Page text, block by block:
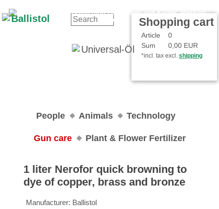
Shopping cart
Article
0
Sum
0,00 EUR
*incl. tax excl. shipping
People Animals Technology
Gun care Plant & Flower Fertilizer
1 liter Nerofor quick browning to
dye of copper, brass and bronze
Manufacturer: Ballistol